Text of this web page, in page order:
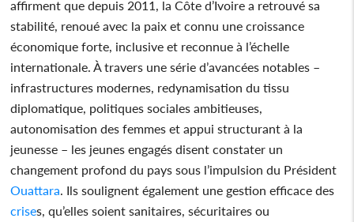
affirment que depuis 2011, la Côte d’Ivoire a retrouvé sa
stabilité, renoué avec la paix et connu une croissance
économique forte, inclusive et reconnue à l’échelle
internationale. À travers une série d’avancées notables –
infrastructures modernes, redynamisation du tissu
diplomatique, politiques sociales ambitieuses,
autonomisation des femmes et appui structurant à la
jeunesse – les jeunes engagés disent constater un
changement profond du pays sous l’impulsion du Président
Ouattara . Ils soulignent également une gestion efficace des
crises, qu’elles soient sanitaires, sécuritaires ou